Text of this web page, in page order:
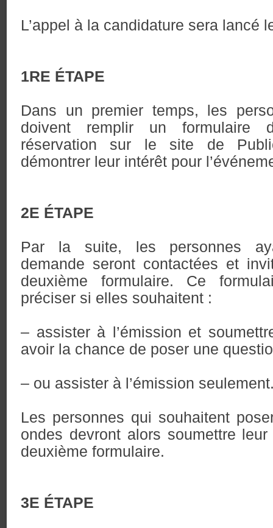
L’appel à la candidature sera lancé
1RE ÉTAPE
Dans un premier temps, les
doivent remplir un formulaire
réservation sur le site de
démontrer leur intérêt pour
2E ÉTAPE
Par la suite, les personnes
demande seront contactées et
deuxième formulaire. Ce
préciser si elles souhaitent :
– assister à l’émission et
avoir la chance de poser une
– ou assister à l’émission
Les personnes qui souhaitent
ondes devront alors soumettre
deuxième formulaire.
3E ÉTAPE